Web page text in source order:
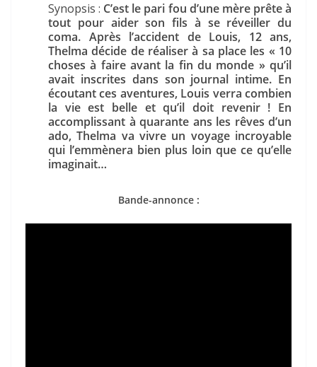
Synopsis : C’est le pari fou d’une mère prête à
tout pour aider son fils à se réveiller du
coma. Après l’accident de Louis, 12 ans,
Thelma décide de réaliser à sa place les « 10
choses à faire avant la fin du monde » qu’il
avait inscrites dans son journal intime. En
écoutant ces aventures, Louis verra combien
la vie est belle et qu’il doit revenir ! En
accomplissant à quarante ans les rêves d’un
ado, Thelma va vivre un voyage incroyable
qui l’emmènera bien plus loin que ce qu’elle
imaginait…
Bande-annonce :